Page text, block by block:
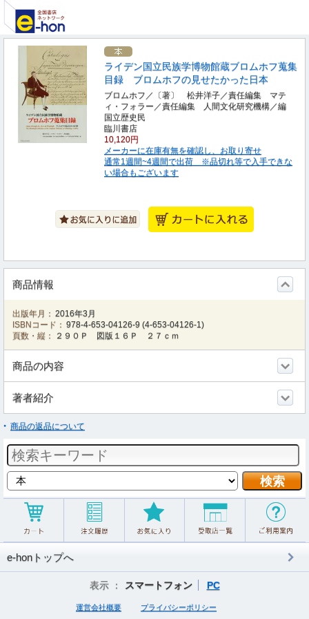
ライデン国立民族学博物館蔵ブロムホフ蒐集
目録 ブロムホフの見せたかった日本
ブロムホフ／〔著〕 松井洋子／責任編集 マテ
ィ・フォラー／責任編集 人間文化研究機構／編
国立歴史民
臨川書店
10,120円
メーカーに在庫有無を確認し、お取り寄せ
通常1週間~4週間で出荷 ※品切れ等で入手できな
い場合もございます
商品情報
出版年月： 2016年3月
ISBNコード： 978-4-653-04126-9 (4-653-04126-1)
頁数・縦：
２９０Ｐ 図版１６Ｐ ２７ｃｍ
商品の内容
著者紹介
商品の返品について
e-honトップへ
表示 ： スマートフォン PC
運営会社概要 プライバシーポリシー